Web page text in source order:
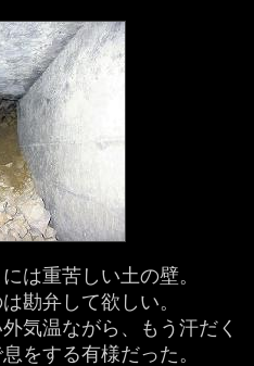
は重苦しい土の壁。
勘弁して欲しい。
気温ながら、もう汗だく
をする有様だった。